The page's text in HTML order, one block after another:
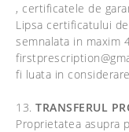
, certificatele de
Lipsa certificatului
semnalata in maxim
fi luata in
13. TRANSFERUL
Proprietatea asupra